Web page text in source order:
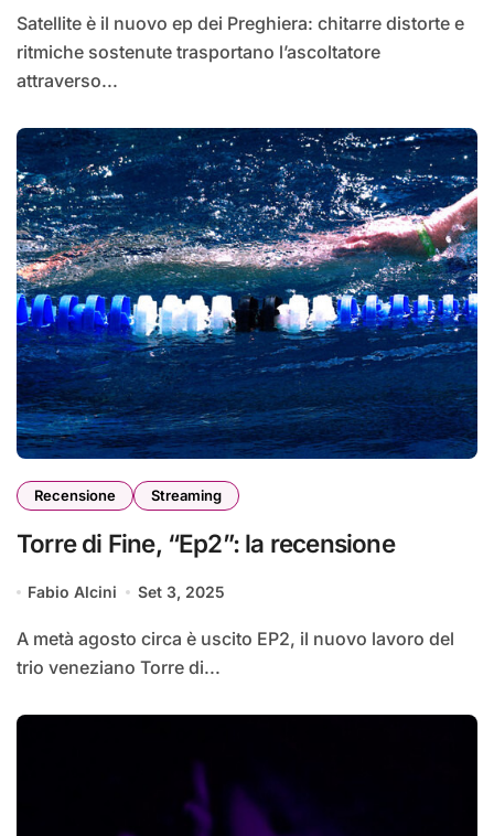
Satellite è il nuovo ep dei Preghiera: chitarre distorte e
ritmiche sostenute trasportano l’ascoltatore
attraverso...
Recensione Streaming
Torre di Fine, “Ep2”: la recensione
Fabio Alcini Set 3, 2025
A metà agosto circa è uscito EP2, il nuovo lavoro del
trio veneziano Torre di...